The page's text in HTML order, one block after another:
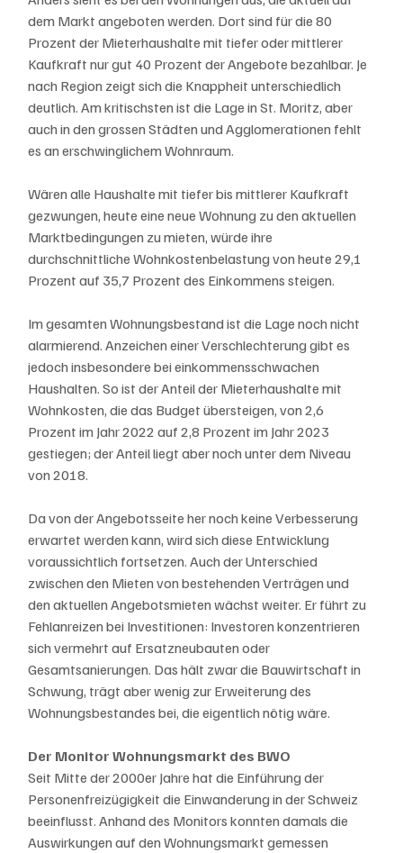
dem Markt angeboten werden. Dort sind für die 80
Prozent der Mieterhaushalte mit tiefer oder mittlerer
Kaufkraft nur gut 40 Prozent der Angebote bezahlbar. Je
nach Region zeigt sich die Knappheit unterschiedlich
deutlich. Am kritischsten ist die Lage in St. Moritz, aber
auch in den grossen Städten und Agglomerationen fehlt
es an erschwinglichem Wohnraum.
Wären alle Haushalte mit tiefer bis mittlerer Kaufkraft
gezwungen, heute eine neue Wohnung zu den aktuellen
Marktbedingungen zu mieten, würde ihre
durchschnittliche Wohnkostenbelastung von heute 29,1
Prozent auf 35,7 Prozent des Einkommens steigen.
Im gesamten Wohnungsbestand ist die Lage noch nicht
alarmierend. Anzeichen einer Verschlechterung gibt es
jedoch insbesondere bei einkommensschwachen
Haushalten. So ist der Anteil der Mieterhaushalte mit
Wohnkosten, die das Budget übersteigen, von 2,6
Prozent im Jahr 2022 auf 2,8 Prozent im Jahr 2023
gestiegen; der Anteil liegt aber noch unter dem Niveau
von 2018.
Da von der Angebotsseite her noch keine Verbesserung
erwartet werden kann, wird sich diese Entwicklung
voraussichtlich fortsetzen. Auch der Unterschied
zwischen den Mieten von bestehenden Verträgen und
den aktuellen Angebotsmieten wächst weiter. Er führt zu
Fehlanreizen bei Investitionen: Investoren konzentrieren
sich vermehrt auf Ersatzneubauten oder
Gesamtsanierungen. Das hält zwar die Bauwirtschaft in
Schwung, trägt aber wenig zur Erweiterung des
Wohnungsbestandes bei, die eigentlich nötig wäre.
Der Monitor Wohnungsmarkt des BWO
Seit Mitte der 2000er Jahre hat die Einführung der
Personenfreizügigkeit die Einwanderung in der Schweiz
beeinflusst. Anhand des Monitors konnten damals die
Auswirkungen auf den Wohnungsmarkt gemessen